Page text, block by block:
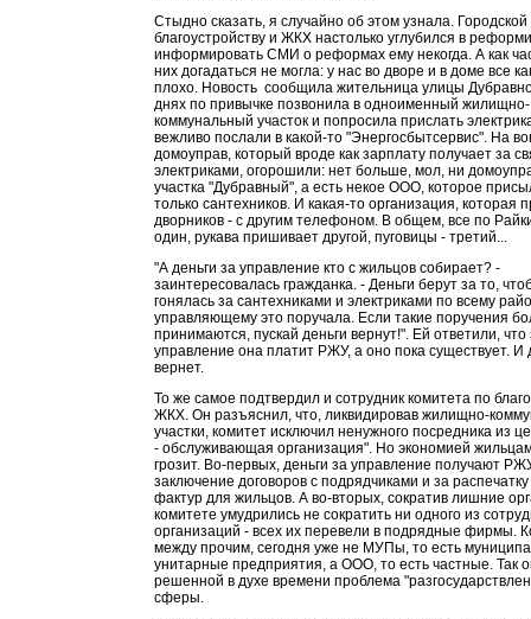
Стыдно сказать, я случайно об этом узнала.
благоустройству и ЖКХ настолько углубился в
информировать СМИ о реформах ему некогда. А как
них догадаться не могла: у нас во дворе и в доме все
плохо. Новость сообщила жительница улицы
днях по привычке позвонила в одноименный жилищно-
коммунальный участок и попросила прислать
вежливо послали в какой-то "Энергосбытсервис". На
домоуправ, который вроде как зарплату получает за
электриками, огорошили: нет больше, мол, ни
участка "Дубравный", а есть некое ООО, которое
только сантехников. И какая-то организация, которая
дворников - с другим телефоном. В общем, все по
один, рукава пришивает другой, пуговицы - третий...
"А деньги за управление кто с жильцов собирает? -
заинтересовалась гражданка. - Деньги берут за то,
гонялась за сантехниками и электриками по всему
управляющему это поручала. Если такие поручения
принимаются, пускай деньги вернут!". Ей ответили, что
управление она платит РЖУ, а оно пока существует. И
вернет.
То же самое подтвердил и сотрудник комитета по
ЖКХ. Он разъяснил, что, ликвидировав жилищно-
участки, комитет исключил ненужного посредника из
- обслуживающая организация". Но экономией
грозит. Во-первых, деньги за управление получают
заключение договоров с подрядчиками и за распечатку
фактур для жильцов. А во-вторых, сократив лишние
комитете умудрились не сократить ни одного из
организаций - всех их перевели в подрядные фирмы.
между прочим, сегодня уже не МУПы, то есть
унитарные предприятия, а ООО, то есть частные. Так
решенной в духе времени проблема
сферы.